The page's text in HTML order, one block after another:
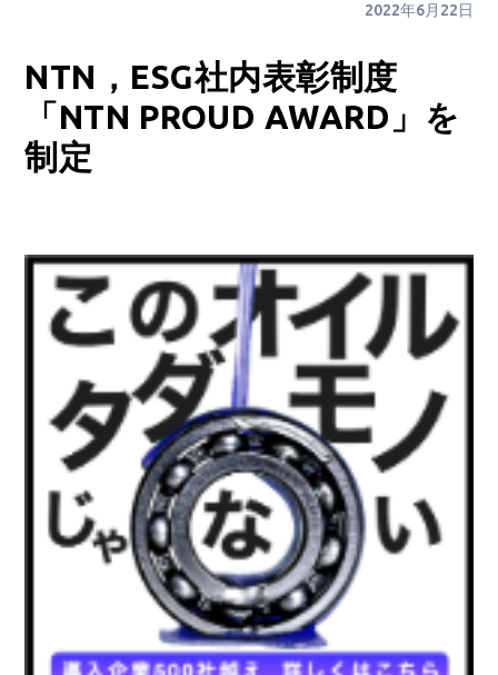
2022年6月22日
NTN，ESG社内表彰制度
「NTN PROUD AWARD」を
制定